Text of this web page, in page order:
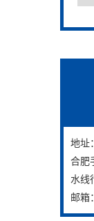
地址
合肥
水线
邮箱